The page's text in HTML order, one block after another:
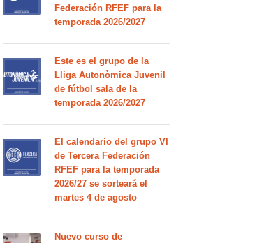
Federación RFEF para la
temporada 2026/2027
Este es el grupo de la
Lliga Autonòmica Juvenil
de fútbol sala de la
temporada 2026/2027
El calendario del grupo VI
de Tercera Federación
RFEF para la temporada
2026/27 se sorteará el
martes 4 de agosto
Nuevo curso de